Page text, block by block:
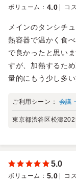
ボリューム ： 4.0 コ
メインのタンシチ
熱容器で温かく食
で良かったと思い
すが、加熱するた
量的にもう少し多
ご利用シーン： 会議
東京都渋谷区松濤
5.0
ボリューム ： 5.0 コ